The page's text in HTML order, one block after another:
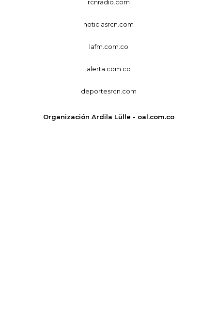
rcnradio.com
noticiasrcn.com
lafm.com.co
alerta.com.co
deportesrcn.com
Organización Ardila Lülle - oal.com.co